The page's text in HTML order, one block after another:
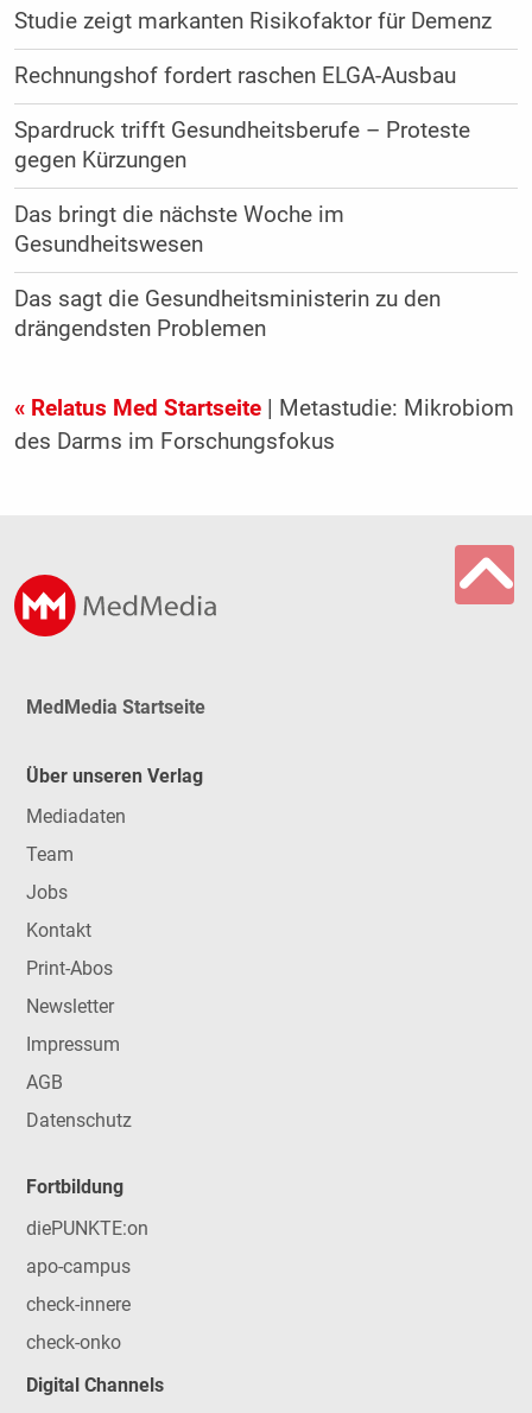
Studie zeigt markanten Risikofaktor für Demenz
Rechnungshof fordert raschen ELGA-Ausbau
Spardruck trifft Gesundheitsberufe – Proteste
gegen Kürzungen
Das bringt die nächste Woche im
Gesundheitswesen
Das sagt die Gesundheitsministerin zu den
drängendsten Problemen
« Relatus Med Startseite| Metastudie: Mikrobiom
des Darms im Forschungsfokus
MedMedia Startseite
Über unseren Verlag
Mediadaten
Team
Jobs
Kontakt
Print-Abos
Newsletter
Impressum
AGB
Datenschutz
Fortbildung
diePUNKTE:on
apo-campus
check-innere
check-onko
Digital Channels